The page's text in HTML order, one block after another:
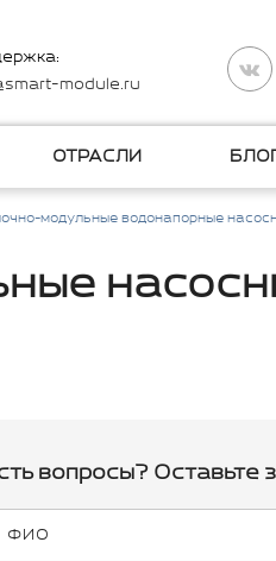
module.ru
ОТРАСЛИ
модульные водонапорные
вопросы? Оставьте